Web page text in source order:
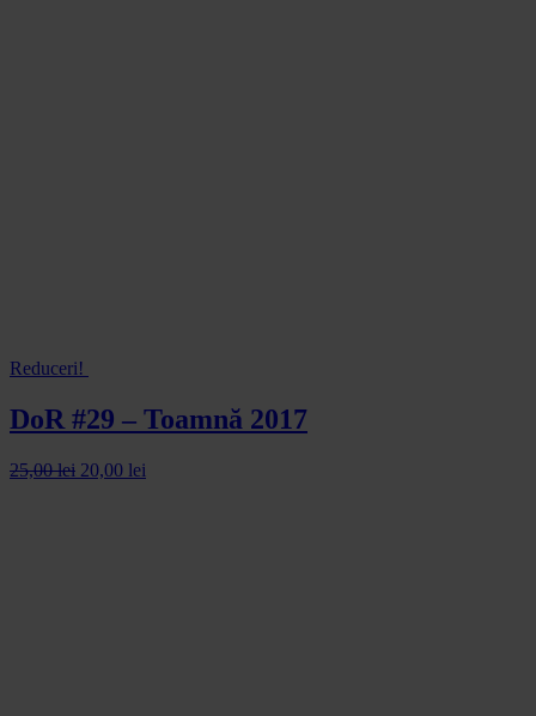
Reduceri!
DoR #29 – Toamnă 2017
25,00lei 20,00 lei